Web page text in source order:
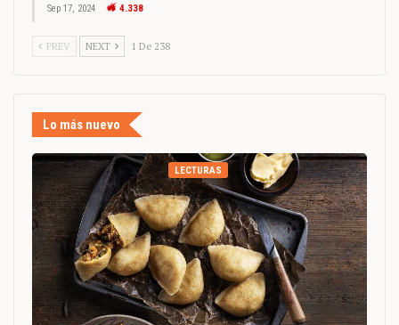
Sep 17, 2024 4.338
PREV NEXT 1 De 238
Lo más nuevo
LECTURAS